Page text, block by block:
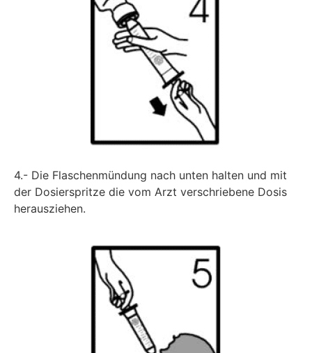
4.- Die Flaschenmündung nach unten halten und mit
der Dosierspritze die vom Arzt verschriebene Dosis
herausziehen.